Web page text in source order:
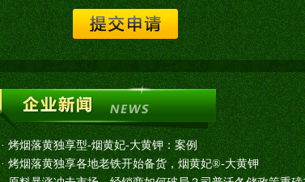
·烤烟落黄独享型-烟黄妃-大黄钾：案例
·烤烟落黄独享各地老铁开始备货，烟黄妃®-大黄钾